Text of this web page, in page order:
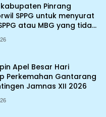
Pinrang
SPPG untuk menyurat
atau MBG yang tidak
standar dan
Apel Besar Hari
Perkemahan Gantarang
Jamnas XII 2026